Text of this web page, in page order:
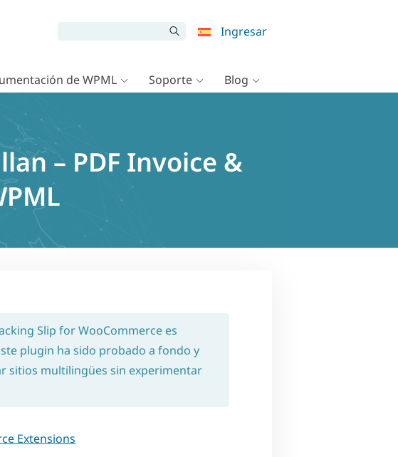
Ingresar
de WPML Soporte Blog
– PDF Invoice &
Slip for WooCommerce es
plugin ha sido probado a fondo y
sitios multilingües sin experimentar
Extensions